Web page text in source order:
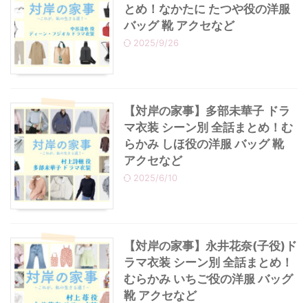
とめ！なかたに たつや役の洋服
バッグ 靴 アクセなど
2025/9/26
【対岸の家事】多部未華子 ドラ
マ衣装 シーン別 全話まとめ！む
らかみ しほ役の洋服 バッグ 靴
アクセなど
2025/6/10
【対岸の家事】永井花奈(子役)ド
ラマ衣装 シーン別 全話まとめ！
むらかみ いちご役の洋服 バッグ
靴 アクセなど